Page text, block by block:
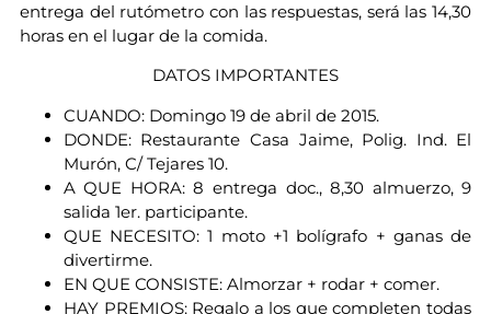
entrega del rutómetro con las respuestas, será las 14,30
horas en el lugar de la comida.
DATOS IMPORTANTES
CUANDO: Domingo 19 de abril de 2015.
DONDE: Restaurante Casa Jaime, Polig. Ind. El
Murón, C/ Tejares 10.
A QUE HORA: 8 entrega doc., 8,30 almuerzo, 9
salida 1er. participante.
QUE NECESITO: 1 moto +1 bolígrafo + ganas de
divertirme.
EN QUE CONSISTE: Almorzar + rodar + comer.
HAY PREMIOS: Regalo a los que completen todas